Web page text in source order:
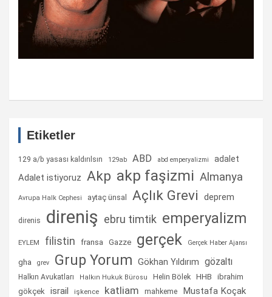
Etiketler
129 a/b yasası kaldırılsın 129ab ABD abd emperyalizmi adalet
Adalet istiyoruz Akp akp faşizmi Almanya
Avrupa Halk Cephesi aytaç ünsal Açlık Grevi deprem
direnis direniş ebru timtik emperyalizm
EYLEM filistin fransa Gazze gerçek Gerçek Haber Ajansı
gha grev Grup Yorum Gökhan Yıldırım gözaltı
Halkın Avukatları Halkın Hukuk Bürosu Helin Bölek HHB
ibrahim
gökçek
israil işkence katliam mahkeme Mustafa Koçak